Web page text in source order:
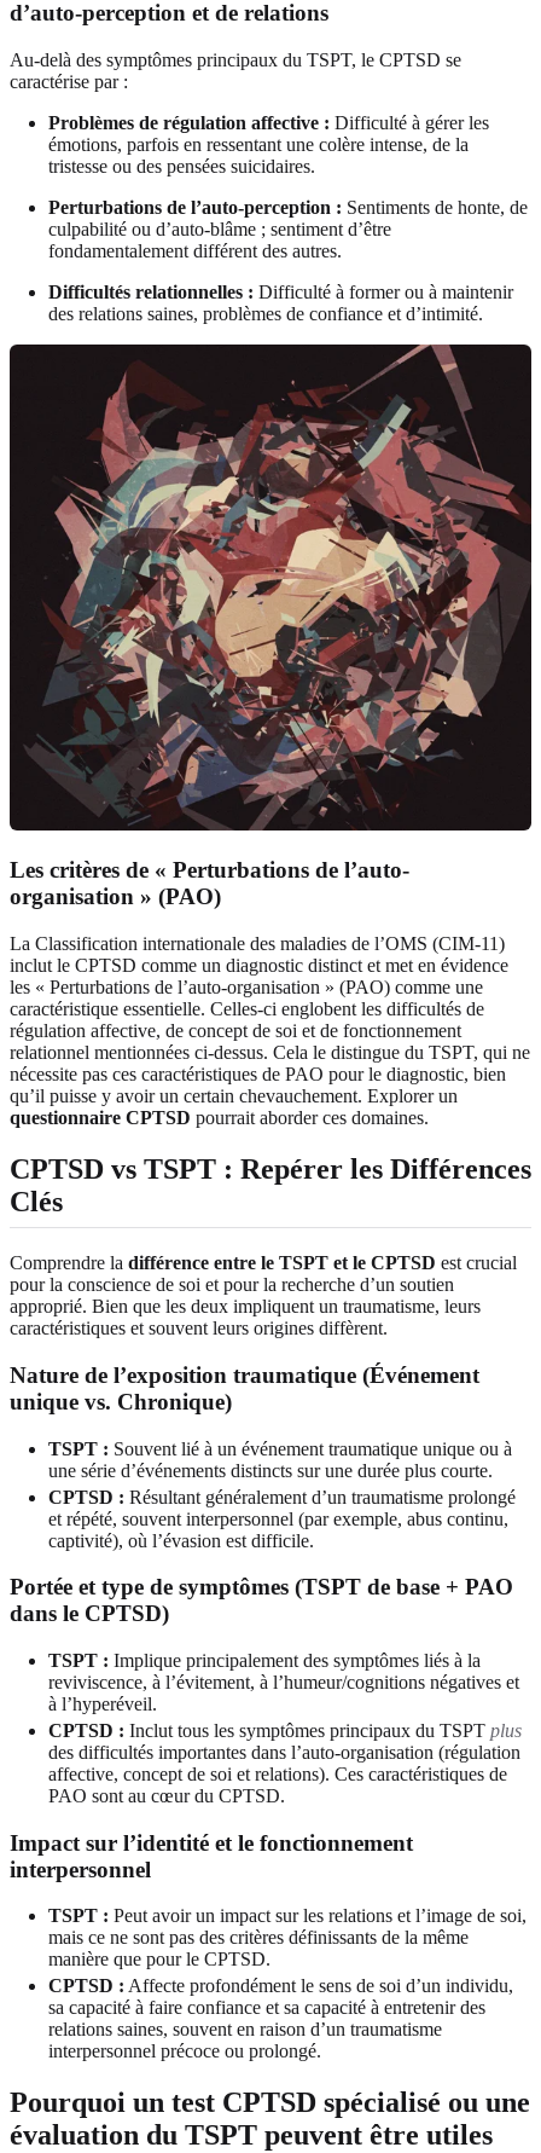
d’auto-perception et de relations
Au-delà des symptômes principaux du TSPT, le CPTSD se
caractérise par :
Problèmes de régulation affective : Difficulté à gérer les
émotions, parfois en ressentant une colère intense, de la
tristesse ou des pensées suicidaires.
Perturbations de l’auto-perception : Sentiments de honte, de
culpabilité ou d’auto-blâme ; sentiment d’être
fondamentalement différent des autres.
Difficultés relationnelles : Difficulté à former ou à maintenir
des relations saines, problèmes de confiance et d’intimité.
Les critères de « Perturbations de l’auto-
organisation » (PAO)
La Classification internationale des maladies de l’OMS (CIM-11)
inclut le CPTSD comme un diagnostic distinct et met en évidence
les « Perturbations de l’auto-organisation » (PAO) comme une
caractéristique essentielle. Celles-ci englobent les difficultés de
régulation affective, de concept de soi et de fonctionnement
relationnel mentionnées ci-dessus. Cela le distingue du TSPT, qui ne
nécessite pas ces caractéristiques de PAO pour le diagnostic, bien
qu’il puisse y avoir un certain chevauchement. Explorer un
questionnaire CPTSD pourrait aborder ces domaines.
CPTSD vs TSPT : Repérer les Différences
Clés
Comprendre la différence entre le TSPT et le CPTSD est crucial
pour la conscience de soi et pour la recherche d’un soutien
approprié. Bien que les deux impliquent un traumatisme, leurs
caractéristiques et souvent leurs origines diffèrent.
Nature de l’exposition traumatique (Événement
unique vs. Chronique)
TSPT : Souvent lié à un événement traumatique unique ou à
une série d’événements distincts sur une durée plus courte.
CPTSD : Résultant généralement d’un traumatisme prolongé
et répété, souvent interpersonnel (par exemple, abus continu,
captivité), où l’évasion est difficile.
Portée et type de symptômes (TSPT de base + PAO
dans le CPTSD)
TSPT : Implique principalement des symptômes liés à la
reviviscence, à l’évitement, à l’humeur/cognitions négatives et
à l’hyperéveil.
CPTSD : Inclut tous les symptômes principaux du TSPT plus
des difficultés importantes dans l’auto-organisation (régulation
affective, concept de soi et relations). Ces caractéristiques de
PAO sont au cœur du CPTSD.
Impact sur l’identité et le fonctionnement
interpersonnel
TSPT : Peut avoir un impact sur les relations et l’image de soi,
mais ce ne sont pas des critères définissants de la même
manière que pour le CPTSD.
CPTSD : Affecte profondément le sens de soi d’un individu,
sa capacité à faire confiance et sa capacité à entretenir des
relations saines, souvent en raison d’un traumatisme
interpersonnel précoce ou prolongé.
Pourquoi un test CPTSD spécialisé ou une
évaluation du TSPT peuvent être utiles